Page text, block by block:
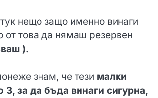
нещо защо именно винаги
това да нямаш резервен
).
знам, че тези малки
3, за да бъда винаги сигурна,